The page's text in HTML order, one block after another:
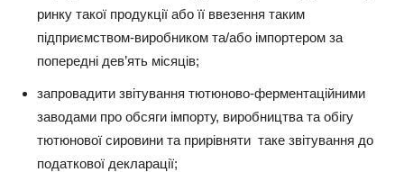
ринку такої продукції або її ввезення таким
підприємством-виробником та/або імпортером за
попередні дев’ять місяців;
запровадити звітування тютюново-ферментаційними
заводами про обсяги імпорту, виробництва та обігу
тютюнової сировини та прирівняти таке звітування до
податкової декларації;